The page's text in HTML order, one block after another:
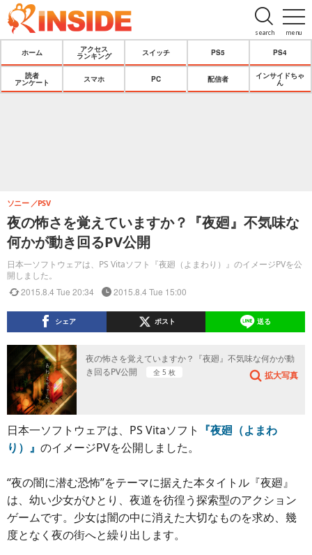
menu
search
ホーム
アクセス
ランキング
スイッチ PS5 PS4
読者
アンケート
スマホ PC 配信者
インサイドちゃ
ん
夜の怖さを覚えていますか？『夜廻』不気味な
何かが動き回るPV公開
日本一ソフトウェアは、PS Vitaソフト『夜廻（よまわり）』のイメージPVを公
開しました。
ソニー PSV
2015.8.4 Tue 20:34 2015.8.4 Tue 15:00
シェア ポスト 送る
夜の怖さを覚えていますか？『夜廻』不気味な何かが動
き回るPV公開
全 5 枚 拡大写真
日本一ソフトウェアは、PS Vitaソフト 『夜廻（よまわ
り）』 のイメージPVを公開しました。
“夜の闇に潜む恐怖”をテーマに据えた本タイトル『夜廻』
は、幼い少女がひとり、夜道を彷徨う探索型のアクション
ゲームです。少女は闇の中に消えた大切なものを求め、幾
度となく夜の街へと繰り出します。